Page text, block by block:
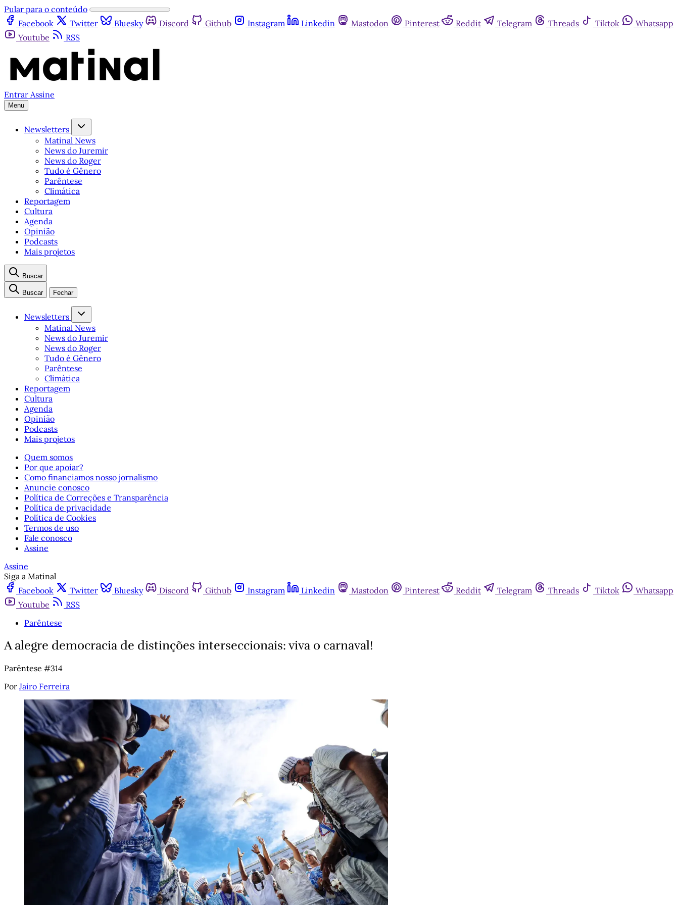
Pular para o conteúdo
Facebook
Twitter Bluesky Discord Github Instagram Linkedin Mastodon Pinterest Reddit Telegram Threads Tiktok
Whatsapp
Youtube
RSS
Entrar Assine
Menu
Newsletters
Matinal News
News do Juremir
News do Roger
Tudo é Gênero
Parêntese
Climática
Reportagem
Cultura
Agenda
Opinião
Podcasts
Mais projetos
Buscar
Buscar Fechar
Newsletters
Matinal News
News do Juremir
News do Roger
Tudo é Gênero
Parêntese
Climática
Reportagem
Cultura
Agenda
Opinião
Podcasts
Mais projetos
Quem somos
Por que apoiar?
Como financiamos nosso jornalismo
Anuncie conosco
Política de Correções e Transparência
Política de privacidade
Política de Cookies
Termos de uso
Fale conosco
Assine
Assine
Siga a Matinal
Facebook
Twitter Bluesky Discord Github Instagram Linkedin Mastodon Pinterest Reddit Telegram Threads Tiktok
Whatsapp
Youtube
RSS
Parêntese
A alegre democracia de distinções interseccionais: viva o carnaval!
Parêntese #314
Por Jairo Ferreira